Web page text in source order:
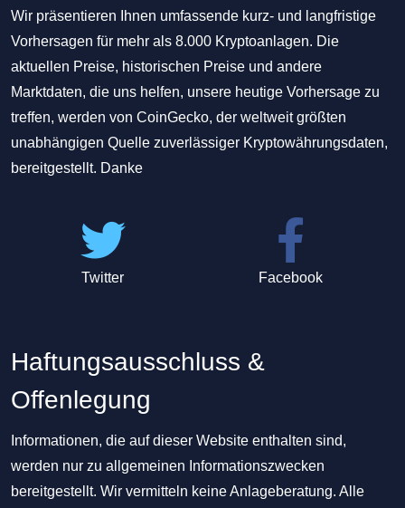
Wir präsentieren Ihnen umfassende kurz- und langfristige
Vorhersagen für mehr als 8.000 Kryptoanlagen. Die
aktuellen Preise, historischen Preise und andere
Marktdaten, die uns helfen, unsere heutige Vorhersage zu
treffen, werden von CoinGecko, der weltweit größten
unabhängigen Quelle zuverlässiger Kryptowährungsdaten,
bereitgestellt. Danke
Twitter Facebook
Haftungsausschluss &
Offenlegung
Informationen, die auf dieser Website enthalten sind,
werden nur zu allgemeinen Informationszwecken
bereitgestellt. Wir vermitteln keine Anlageberatung. Alle